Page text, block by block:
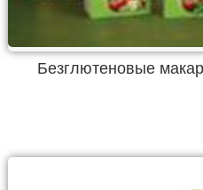
Безглютеновые